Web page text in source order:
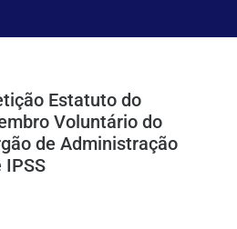
Estatuto do
Voluntário do
de Administração
IPSS